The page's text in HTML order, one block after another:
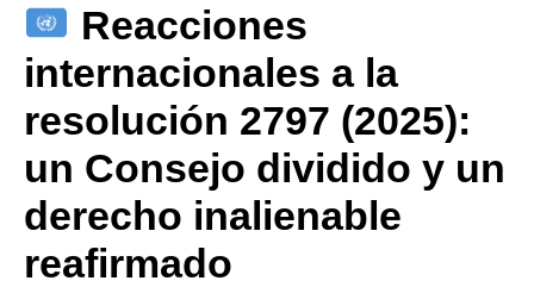
Reacciones
internacionales a la
resolución 2797 (2025):
un Consejo dividido y un
derecho inalienable
reafirmado